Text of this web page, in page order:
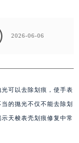
2026-06-06
可以去除划痕，使手表
的抛光不仅不能去除划
天梭表壳划痕修复中常